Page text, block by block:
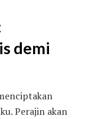
demi
Perajin akan